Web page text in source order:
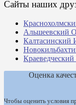
Сайты наших
Альшеевский
Калтасинский
Оценка
Чтобы оценить условия